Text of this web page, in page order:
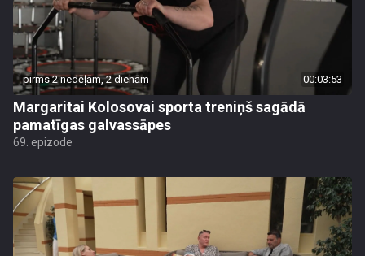
pirms 2 nedēļām, 2 dienām 00:03:53
Margaritai Kolosovai sporta treniņš sagādā
pamatīgas galvassāpes
69. epizode